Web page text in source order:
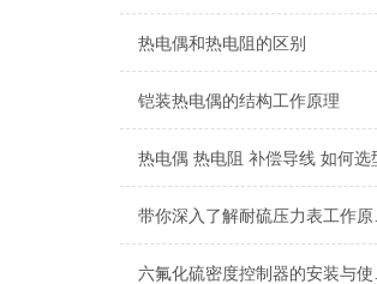
热电偶和热电阻的区别
铠装热电偶的结构工作原理
热电偶 热电阻 补偿导线 如何选
带你
六氟